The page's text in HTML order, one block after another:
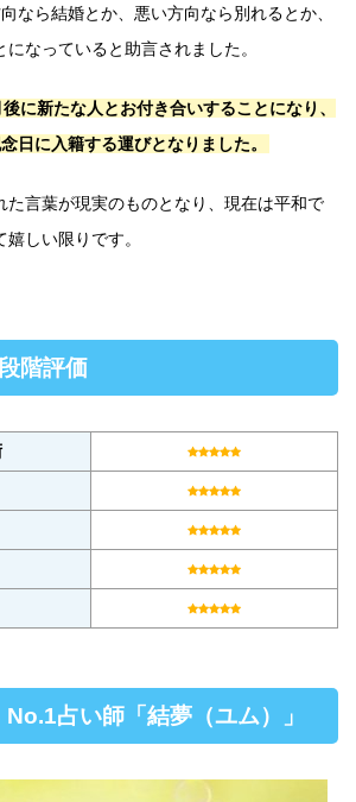
なら結婚とか、悪い方向なら別れるとか、
なっていると助言されました。
に新たな人とお付き合いすることになり、
日に入籍する運びとなりました。
た言葉が現実のものとなり、現在は平和で
しい限りです。
階評価
占い師「結夢（ユム）」